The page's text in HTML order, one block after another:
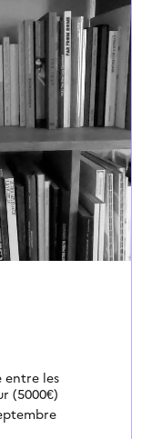
entre les
(5000€)